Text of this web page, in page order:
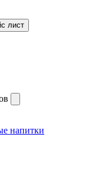
лист
напитки